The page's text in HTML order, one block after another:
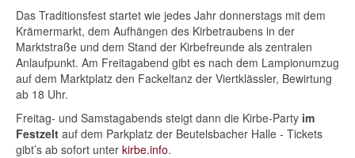
Das Traditionsfest startet wie jedes Jahr donnerstags mit dem
Krämermarkt, dem Aufhängen des Kirbetraubens in der
Marktstraße und dem Stand der Kirbefreunde als zentralen
Anlaufpunkt. Am Freitagabend gibt es nach dem Lampionumzug
auf dem Marktplatz den Fackeltanz der Viertklässler, Bewirtung
ab 18 Uhr.
Freitag- und Samstagabends steigt dann die Kirbe-Party im
Festzelt auf dem Parkplatz der Beutelsbacher Halle - Tickets
gibt’s ab sofort unter kirbe.info.